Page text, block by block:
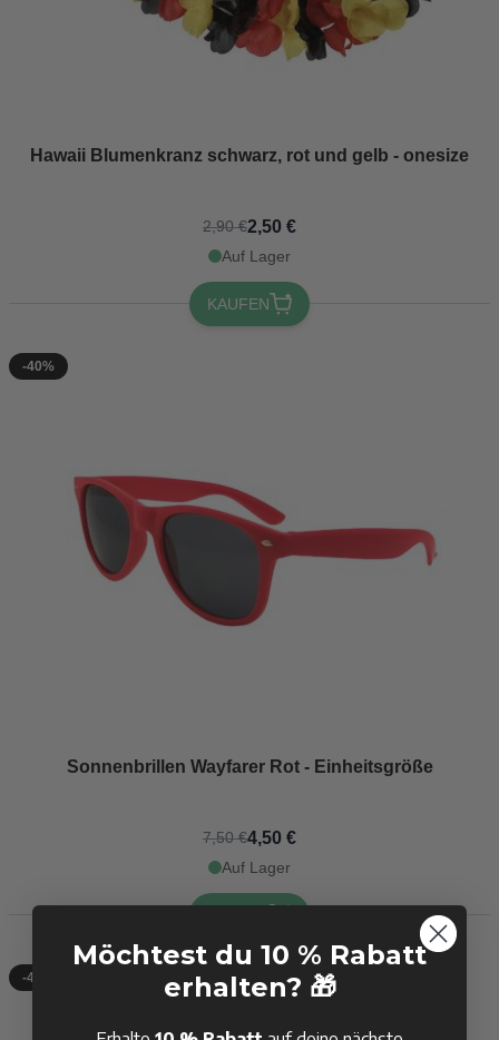
Hawaii Blumenkranz schwarz, rot und gelb - onesize
2,90 €2,50 €
Auf Lager
KAUFEN
-40%
Sonnenbrillen Wayfarer Rot - Einheitsgröße
7,50 €4,50 €
Auf Lager
-40%
Möchtest du 10 % Rabatt
erhalten? 🎁